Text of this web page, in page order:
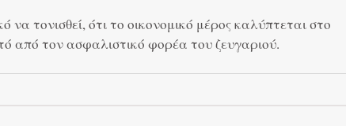
να τονισθεί, ότι το οικονομικό μέρος καλύπτεται στο
από τον ασφαλιστικό φορέα του ζευγαριού.